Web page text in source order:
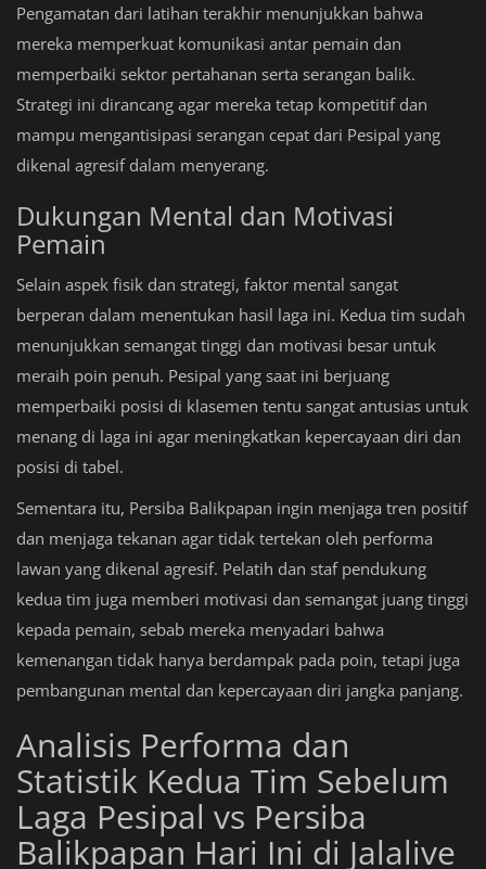
Pengamatan dari latihan terakhir menunjukkan bahwa
mereka memperkuat komunikasi antar pemain dan
memperbaiki sektor pertahanan serta serangan balik.
Strategi ini dirancang agar mereka tetap kompetitif dan
mampu mengantisipasi serangan cepat dari Pesipal yang
dikenal agresif dalam menyerang.
Dukungan Mental dan Motivasi
Pemain
Selain aspek fisik dan strategi, faktor mental sangat
berperan dalam menentukan hasil laga ini. Kedua tim sudah
menunjukkan semangat tinggi dan motivasi besar untuk
meraih poin penuh. Pesipal yang saat ini berjuang
memperbaiki posisi di klasemen tentu sangat antusias untuk
menang di laga ini agar meningkatkan kepercayaan diri dan
posisi di tabel.
Sementara itu, Persiba Balikpapan ingin menjaga tren positif
dan menjaga tekanan agar tidak tertekan oleh performa
lawan yang dikenal agresif. Pelatih dan staf pendukung
kedua tim juga memberi motivasi dan semangat juang tinggi
kepada pemain, sebab mereka menyadari bahwa
kemenangan tidak hanya berdampak pada poin, tetapi juga
pembangunan mental dan kepercayaan diri jangka panjang.
Analisis Performa dan
Statistik Kedua Tim Sebelum
Laga Pesipal vs Persiba
Balikpapan Hari Ini di Jalalive